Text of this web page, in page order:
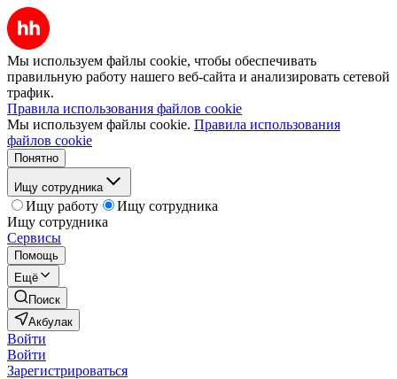
Мы используем файлы cookie, чтобы обеспечивать
правильную работу нашего веб-сайта и анализировать сетевой
трафик.
Правила использования файлов cookie
Мы используем файлы cookie. Правила использования
файлов cookie
Понятно
Ищу сотрудника
Ищу работу
Ищу сотрудника
Ищу сотрудника
Сервисы
Помощь
Ещё
Поиск
Акбулак
Войти
Войти
Зарегистрироваться